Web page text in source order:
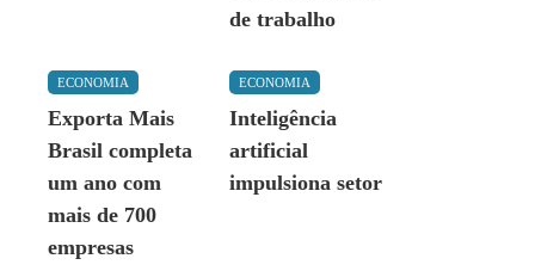
de trabalho
ECONOMIA
Exporta Mais
Brasil completa
um ano com
mais de 700
empresas
ECONOMIA
Inteligência
artificial
impulsiona setor